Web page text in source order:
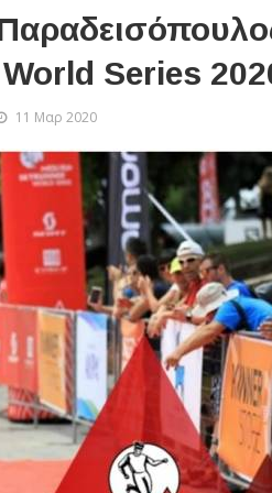
Series
11 Μαρ 2020